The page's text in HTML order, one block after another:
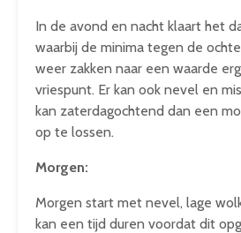
In de avond en nacht klaart het
waarbij de minima tegen de
weer zakken naar een waarde
vriespunt. Er kan ook nevel en
kan zaterdagochtend dan een
op te lossen.
Morgen:
Morgen start met nevel, lage
kan een tijd duren voordat dit